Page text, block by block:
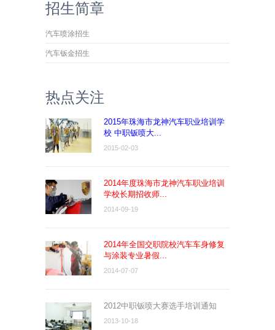
招生简章
汽车喷涂招生
汽车钣金招生
热点关注
2015年珠海市龙神汽车职业培训学
校 中职钣喷大...
2015-02-03
2014年度珠海市龙神汽车职业培训
学校长期招收师...
2014-09-19
2014年全国交职院校汽车车身修复
与涂装专业暑假...
2014-07-07
2012中职钣喷大赛选手培训通知
2013-10-18